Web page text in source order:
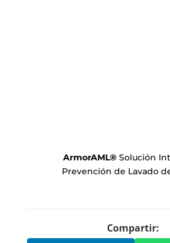
ArmorAML® Solución
Prevención de Lavado
Compartir: